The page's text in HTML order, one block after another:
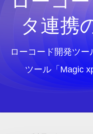
タ連携
ローコード開発ツ
ツール「Magic